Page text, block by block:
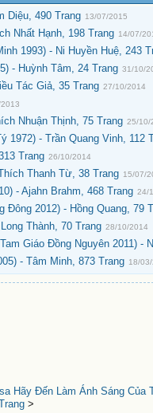
Diệu, 490 Trang 13/07/2015
Nhất Hạnh, 198 Trang 14/07/
1993) - Ni Huyền Huệ, 243
- Huỳnh Tâm, 24 Trang 31/10/
Tác Giả, 35 Trang 27/10/2014
Nhuận Thịnh, 75 Trang 25/10/
1972) - Trần Quang Vinh, 112
Trang 26/10/2014
Thanh Từ, 38 Trang 15/07/
- Ajahn Brahm, 468 Trang 24/
2012) - Hồng Quang, 79
Thành, 70 Trang 28/10/2014
Giáo Đồng Nguyên 2011) -
- Tâm Minh, 873 Trang 18/
Hãy Đến Làm Ánh Sáng Của
>